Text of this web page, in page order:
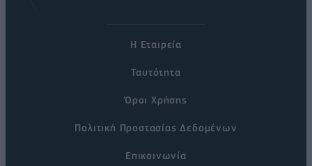
Η Εταιρεία
Ταυτότητα
Όροι Χρήσης
Πολιτική Προστασίας Δεδομένων
Επικοινωνία